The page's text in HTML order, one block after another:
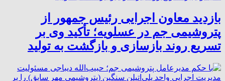
بازدید معاون اجرایی رئیس جمهور از
پتروشیمی جم در عسلویه؛ تأکید وی بر
تسریع روند بازسازی و بازگشت به تولید